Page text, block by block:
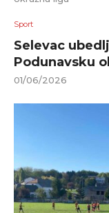
Sport
Selevac
Podunavsku
01/06/2026